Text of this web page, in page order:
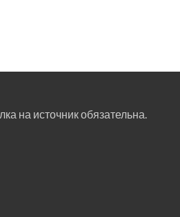
на источник обязательна.